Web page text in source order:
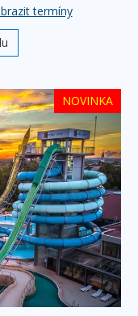
termíny
NOVINKA